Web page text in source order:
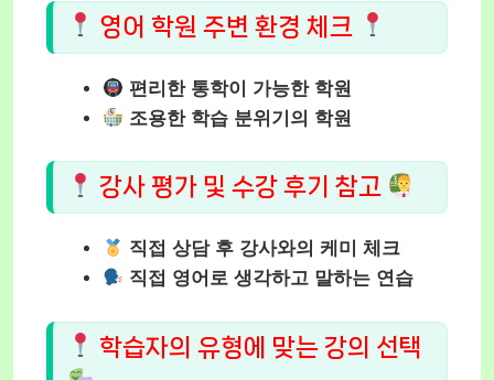
영어 학원 주변 환경 체크
편리한 통학이 가능한 학원
조용한 학습 분위기의 학원
강사 평가 및 수강 후기 참고
직접 상담 후 강사와의 케미 체크
직접 영어로 생각하고 말하는 연습
학습자의 유형에 맞는 강의 선택